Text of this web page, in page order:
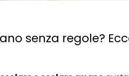
senza regole?